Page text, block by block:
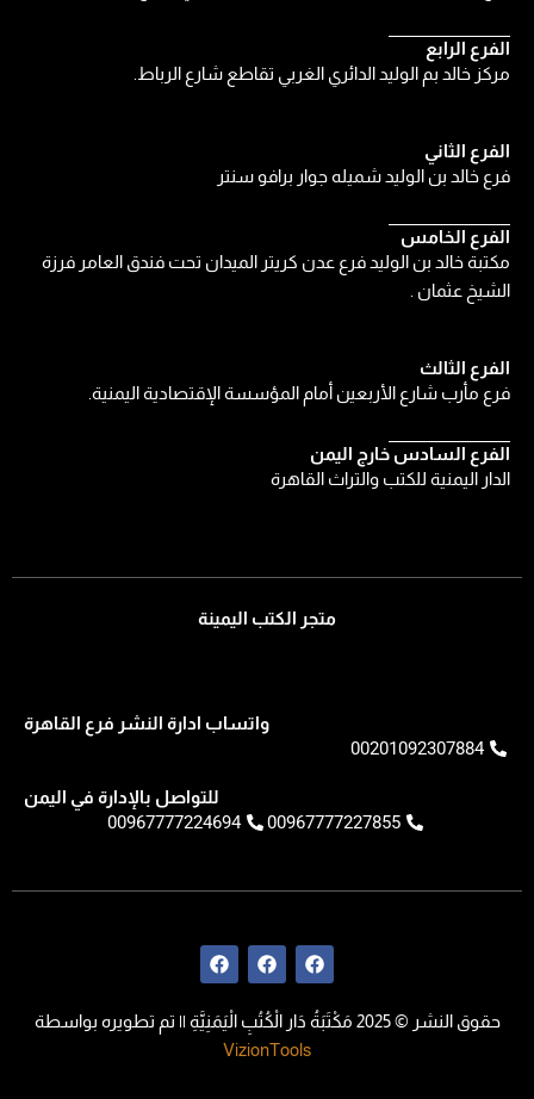
الفرع الثالث
فرع مأرب شارع الأربعين أمام المؤسسة الإقتصادية اليمنية.
الفرع السادس خارج اليمن
الدار اليمنية للكتب والتراث القاهرة
الفرع الثاني
فرع خالد بن الوليد شميله جوار برافو سنتر
الفرع الخامس
مكتبة خالد بن الوليد فرع عدن كريتر الميدان تحت فندق العامر فرزة
الشيخ عثمان .
الفرع الرابع
مركز خالد بم الوليد الدائري الغربي تقاطع شارع الرباط.
متجر الكتب اليمينة
واتساب ادارة النشر فرع القاهرة
00201092307884
للتواصل بالإدارة في اليمن
00967777227855
00967777224694
F
a
e
b
o
F
a
e
b
o
F
a
e
b
حقوق النشر © 2025 مَكْتَبَةُ دَار الْكُتُبِ الْيَمَنِيَّةِ || تم تطويره بواسطة
VizionTools